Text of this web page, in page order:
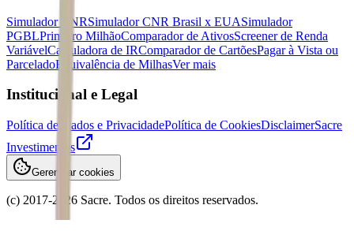
Simulador CNRSimulador CNR Brasil x EUASimulador
PGBLPrimeiro MilhãoComparador de AtivosScreener de Renda
VariávelCalculadora de IRComparador de CartõesPagar à Vista ou
ParceladoEquivalência de MilhasVer mais
Institucional e Legal
Política de Dados e PrivacidadePolítica de CookiesDisclaimerSacre
Investimentos
Gerenciar cookies
(c) 2017-2026 Sacre. Todos os direitos reservados.